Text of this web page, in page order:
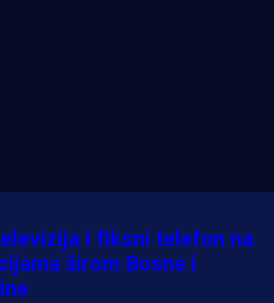
i fiksni telefon na
širom Bosne i